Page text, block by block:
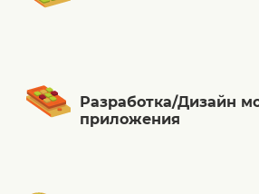
Разработка/Дизайн
приложения